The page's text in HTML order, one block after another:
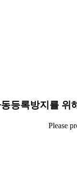
등록방지를 위
Please